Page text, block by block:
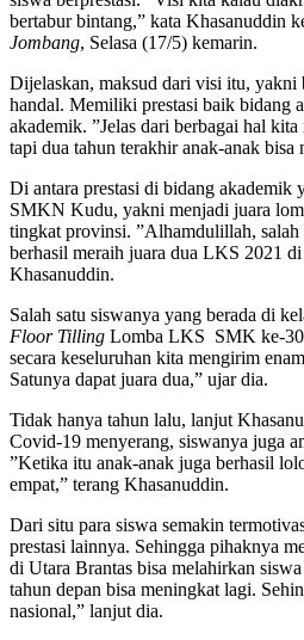
bertabur bintang,” kata Khasanuddin
Jombang, Selasa (17/5) kemarin.
Dijelaskan, maksud dari visi itu, yakni
handal. Memiliki prestasi baik bidang
akademik. ”Jelas dari berbagai hal
tapi dua tahun terakhir anak-anak bisa
Di antara prestasi di bidang akademik
SMKN Kudu, yakni menjadi juara
tingkat provinsi. ”Alhamdulillah,
berhasil meraih juara dua LKS 2021
Khasanuddin.
Salah satu siswanya yang berada di
Floor Tilling Lomba LKS SMK ke-30
secara keseluruhan kita mengirim
Satunya dapat juara dua,” ujar dia.
Tidak hanya tahun lalu, lanjut
Covid-19 menyerang, siswanya juga
”Ketika itu anak-anak juga berhasil
empat,” terang Khasanuddin.
Dari situ para siswa semakin
prestasi lainnya. Sehingga pihaknya
di Utara Brantas bisa melahirkan
tahun depan bisa meningkat lagi.
nasional,” lanjut dia.